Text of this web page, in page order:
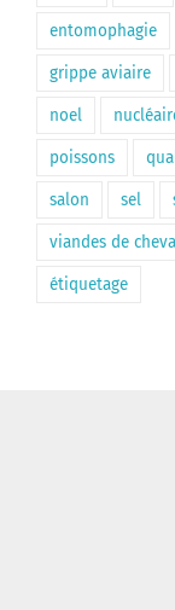
entomophagie
grippe aviaire
noel
poissons
salon sel
viandes de
étiquetage